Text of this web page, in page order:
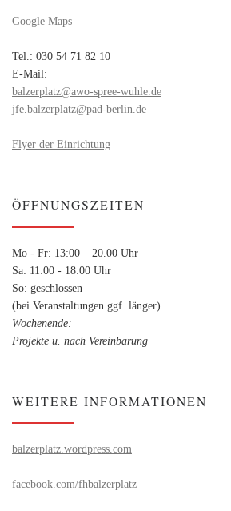
Google Maps
Tel.: 030 54 71 82 10
E-Mail:
balzerplatz@awo-spree-wuhle.de
jfe.balzerplatz@pad-berlin.de
Flyer der Einrichtung
ÖFFNUNGSZEITEN
Mo - Fr: 13:00 – 20.00 Uhr
Sa: 11:00 - 18:00 Uhr
So: geschlossen
(bei Veranstaltungen ggf. länger)
Wochenende:
Projekte u. nach Vereinbarung
WEITERE INFORMATIONEN
balzerplatz.wordpress.com
facebook.com/fhbalzerplatz